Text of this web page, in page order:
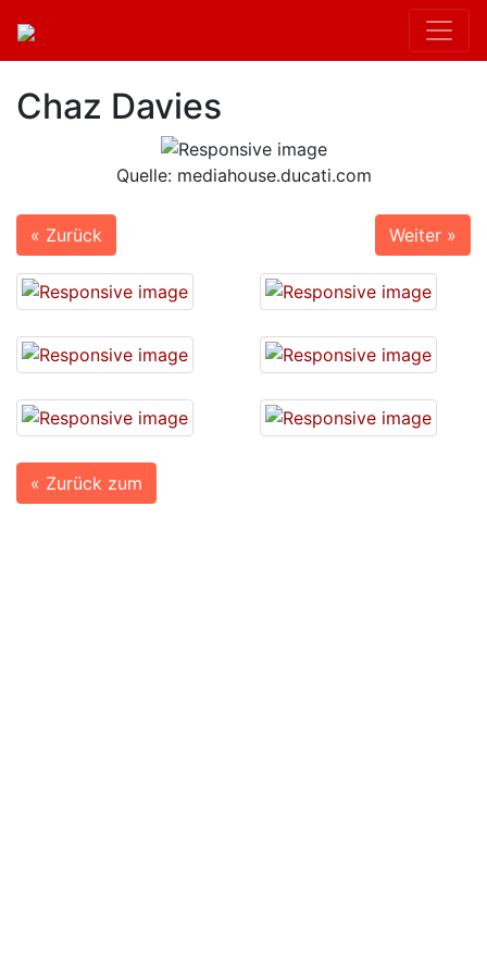
Chaz Davies
Quelle: mediahouse.ducati.com
« Zurück Weiter »
« Zurück zum